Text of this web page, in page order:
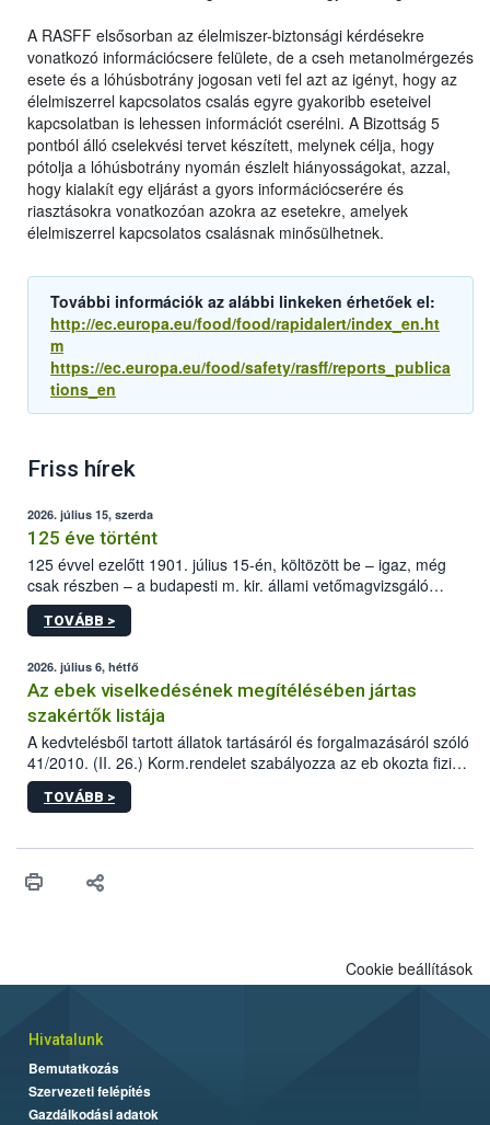
A RASFF elsősorban az élelmiszer-biztonsági kérdésekre
vonatkozó információcsere felülete, de a cseh metanolmérgezés
esete és a lóhúsbotrány jogosan veti fel azt az igényt, hogy az
élelmiszerrel kapcsolatos csalás egyre gyakoribb eseteivel
kapcsolatban is lehessen információt cserélni. A Bizottság 5
pontból álló cselekvési tervet készített, melynek célja, hogy
pótolja a lóhúsbotrány nyomán észlelt hiányosságokat, azzal,
hogy kialakít egy eljárást a gyors információcserére és
riasztásokra vonatkozóan azokra az esetekre, amelyek
élelmiszerrel kapcsolatos csalásnak minősülhetnek.
További információk az alábbi linkeken érhetőek el:
http://ec.europa.eu/food/food/rapidalert/index_en.ht
m
https://ec.europa.eu/food/safety/rasff/reports_publica
tions_en
Friss hírek
2026. július 15, szerda
125 éve történt
125 évvel ezelőtt 1901. július 15-én, költözött be – igaz, még
csak részben – a budapesti m. kir. állami vetőmagvizsgáló
állomás a Kis Rókus utca 15. szám alatti, Czigler Győző által
tervezett új épületébe.
TOVÁBB >
2026. július 6, hétfő
Az ebek viselkedésének megítélésében jártas
szakértők listája
A kedvtelésből tartott állatok tartásáról és forgalmazásáról szóló
41/2010. (II. 26.) Korm.rendelet szabályozza az eb okozta fizikai
sérülés, illetve ennek veszélye keletkezésekor felmerülő
hatósági feladatokat, valamint a veszélyes eb tartását és annak
vonni az ebek viselkedésének megítélésében jártas szakértőt.
TOVÁBB >
Cookie beállítások
Hivatalunk
Bemutatkozás
Szervezeti felépítés
Gazdálkodási adatok